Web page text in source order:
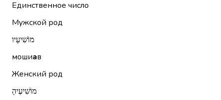
Единственное число
Мужской род
מוֹשִׁיעָיו
мошиав
Женский род
מוֹשִׁיעֶיהָ